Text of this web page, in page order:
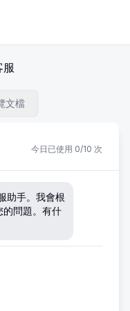
文檔
今日已使用 0/10 次
助手。我會根
的問題。有什